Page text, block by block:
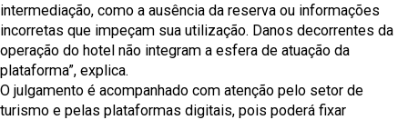
intermediação, como a ausência da reserva ou informações
incorretas que impeçam sua utilização. Danos decorrentes da
operação do hotel não integram a esfera de atuação da
plataforma”, explica.
O julgamento é acompanhado com atenção pelo setor de
turismo e pelas plataformas digitais, pois poderá fixar